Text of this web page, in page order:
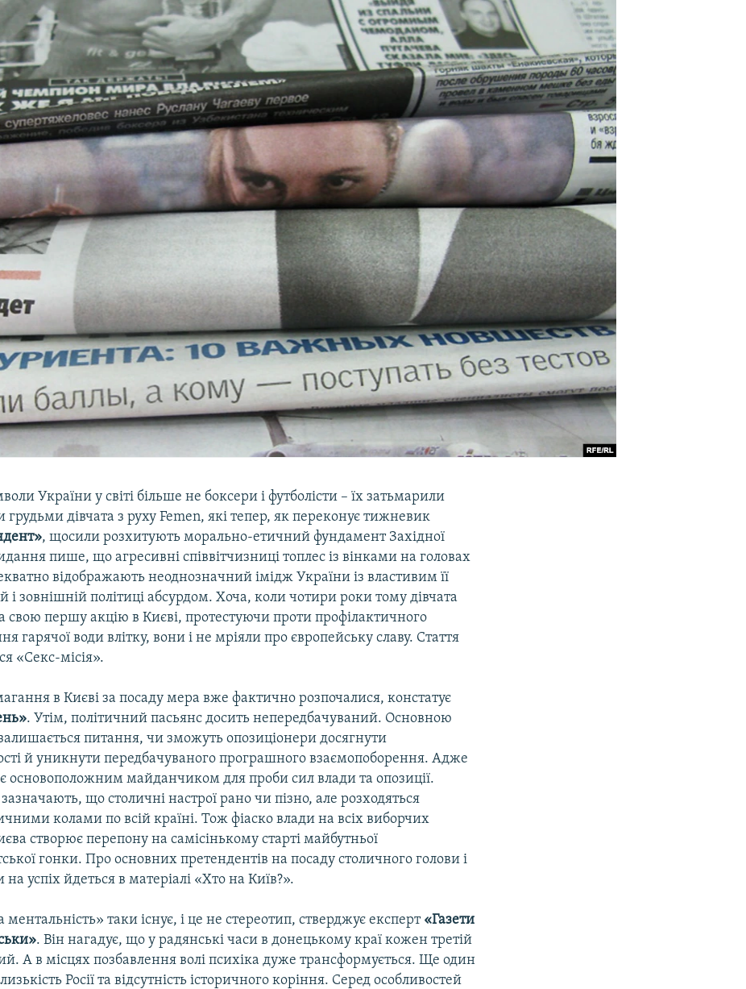
України у світі більше не боксери і футболісти – їх затьмарили
грудьми дівчата з руху Femen, які тепер, як переконує тижневик
, щосили розхитують морально-етичний фундамент Західної
пише, що агресивні співвітчизниці топлес із вінками на головах
відображають неоднозначний імідж України із властивим її
і зовнішній політиці абсурдом. Хоча, коли чотири роки тому дівчата
першу акцію в Києві, протестуючи проти профілактичного
гарячої води влітку, вони і не мріяли про європейську славу. Стаття
«Секс-місія».
в Києві за посаду мера вже фактично розпочалися, констатує
. Утім, політичний пасьянс досить непередбачуваний. Основною
питання, чи зможуть опозиціонери досягнути
й уникнути передбачуваного програшного взаємопоборення. Адже
основоположним майданчиком для проби сил влади та опозиції.
що столичні настрої рано чи пізно, але розходяться
колами по всій країні. Тож фіаско влади на всіх виборчих
створює перепону на самісінькому старті майбутньої
гонки. Про основних претендентів на посаду столичного голови і
на успіх йдеться в матеріалі «Хто на Київ?».
таки існує, і це не стереотип, стверджує експерт «Газети
. Він нагадує, що у радянські часи в донецькому краї кожен третій
А в місцях позбавлення волі психіка дуже трансформується. Ще один
Росії та відсутність історичного коріння. Серед особливостей